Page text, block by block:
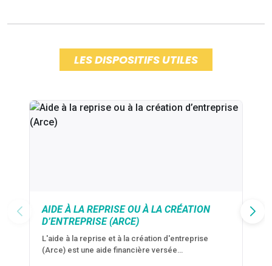
LES DISPOSITIFS UTILES
AIDE À LA REPRISE OU À LA CRÉATION
D’ENTREPRISE (ARCE)
L'aide à la reprise et à la création d'entreprise
(Arce) est une aide financière versée…